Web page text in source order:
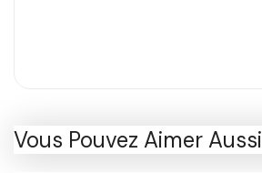
Vous Pouvez Aimer Aussi